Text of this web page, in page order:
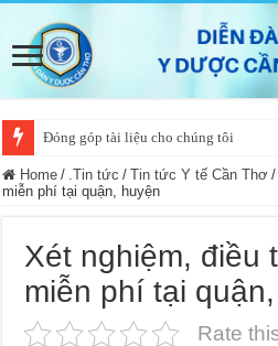
Đóng góp tài liệu cho chúng tôi
Home / .Tin tức / Tin tức Y tế Cần Thơ /
miễn phí tại quận, huyện
Xét nghiệm, điều
miễn phí tại
Rate